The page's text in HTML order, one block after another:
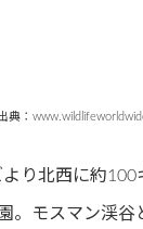
典：
り北西に約
。モスマン渓